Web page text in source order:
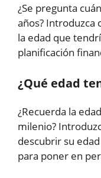
¿Se pregunta
años? Introduzca
la edad que
planificación
¿Qué edad
¿Recuerda la
milenio?
descubrir su
para poner en